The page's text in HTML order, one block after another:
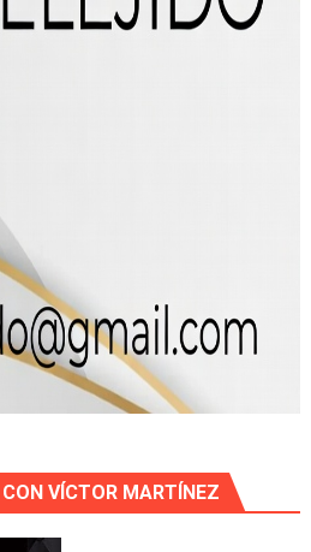
VÍCTOR MARTÍNEZ